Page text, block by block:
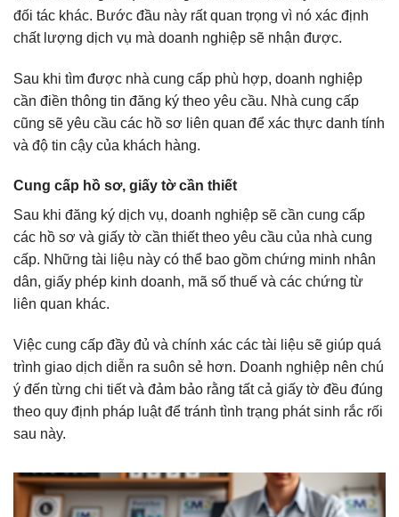
đối tác khác. Bước đầu này rất quan trọng vì nó xác định
chất lượng dịch vụ mà doanh nghiệp sẽ nhận được.
Sau khi tìm được nhà cung cấp phù hợp, doanh nghiệp
cần điền thông tin đăng ký theo yêu cầu. Nhà cung cấp
cũng sẽ yêu cầu các hồ sơ liên quan để xác thực danh tính
và độ tin cậy của khách hàng.
Cung cấp hồ sơ, giấy tờ cần thiết
Sau khi đăng ký dịch vụ, doanh nghiệp sẽ cần cung cấp
các hồ sơ và giấy tờ cần thiết theo yêu cầu của nhà cung
cấp. Những tài liệu này có thể bao gồm chứng minh nhân
dân, giấy phép kinh doanh, mã số thuế và các chứng từ
liên quan khác.
Việc cung cấp đầy đủ và chính xác các tài liệu sẽ giúp quá
trình giao dịch diễn ra suôn sẻ hơn. Doanh nghiệp nên chú
ý đến từng chi tiết và đảm bảo rằng tất cả giấy tờ đều đúng
theo quy định pháp luật để tránh tình trạng phát sinh rắc rối
sau này.